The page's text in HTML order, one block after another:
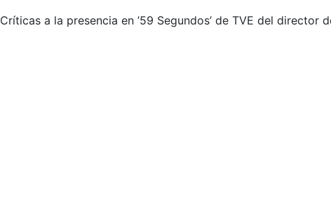
Críticas a la presencia en ’59 Segundos’ de TVE del director